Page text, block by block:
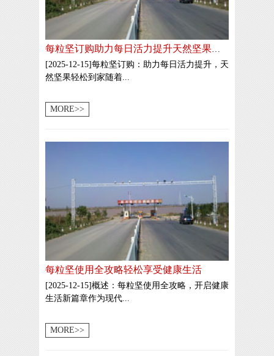
[2025-12-15]每粒坚订购：助力每日活力提升，天
然坚果轻松到家随着...
MORE>>
每粒坚使用全攻略轻松享受健康生活
[2025-12-15]概述：每粒坚使用全攻略，开启健康
生活新篇章作为现代...
MORE>>